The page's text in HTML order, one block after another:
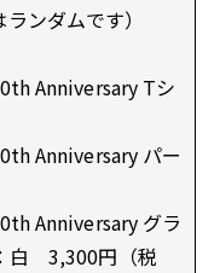
ランダムです）
Anniversary Tシ
Anniversary パー
Anniversary グラ
白 3,300円（税